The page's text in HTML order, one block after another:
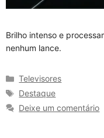
Brilho intenso e
nenhum lance.
Categorias
Televisores
Tags
Destaque
Deixe um comentário